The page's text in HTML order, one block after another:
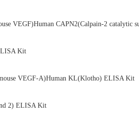
VEGF)Human CAPN2(Calpain-2 catalytic
Kit
VEGF-A)Human KL(Klotho) ELISA Kit
2) ELISA Kit